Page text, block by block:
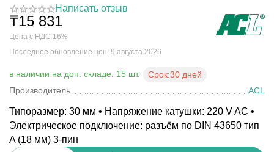
Написать отзыв
₸15 831
Цена с НДС 16%
Последнее обновление цен: 9 августа 2026
в наличии на доп. складе: 15 шт. Срок:30 дней
Производитель
ACL
Типоразмер: 30 мм • Напряжение катушки: 220 V AC •
Электрическое подключение: разъём по DIN 43650 тип
A (18 мм) 3-пин